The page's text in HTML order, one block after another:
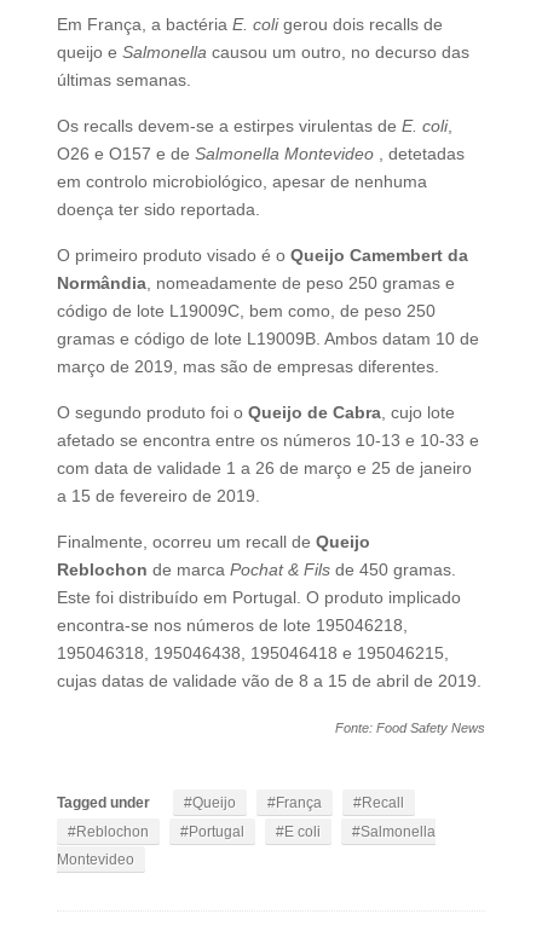
Em França, a bactéria E. coligerou dois recalls de
queijo e Salmonellacausou um outro, no decurso das
últimas semanas.
Os recalls devem-se a estirpes virulentas de E. coli,
O26 e O157 e de Salmonella Montevideo , detetadas
em controlo microbiológico, apesar de nenhuma
doença ter sido reportada.
O primeiro produto visado é o Queijo Camembert da
Normândia, nomeadamente de peso 250 gramas e
código de lote L19009C, bem como, de peso 250
gramas e código de lote L19009B. Ambos datam 10 de
março de 2019, mas são de empresas diferentes.
O segundo produto foi o Queijo de Cabra, cujo lote
afetado se encontra entre os números 10-13 e 10-33 e
com data de validade 1 a 26 de março e 25 de janeiro
a 15 de fevereiro de 2019.
Finalmente, ocorreu um recall de Queijo
Reblochon de marca Pochat & Filsde 450 gramas.
Este foi distribuído em Portugal. O produto implicado
encontra-se nos números de lote 195046218,
195046318, 195046438, 195046418 e 195046215,
cujas datas de validade vão de 8 a 15 de abril de 2019.
Fonte: Food Safety News
Tagged under Queijo França
Recall
Reblochon
Portugal E coli
Salmonella
Montevideo